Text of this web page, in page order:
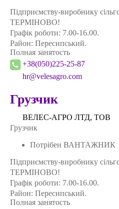
Підприємству-виробнику
ТЕРМІНОВО!
Графік роботи: 7.00-16.00.
Район: Пересипський.
Полная занятость
+38(050)225-25-87
hr@velesagro.com
Грузчик
ВЕЛЕС-АГРО ЛТД, ТОВ
Грузчик
Потрібен ВАНТАЖНИК
Підприємству-виробнику
ТЕРМІНОВО!
Графік роботи: 7.00-16.00.
Район: Пересипський.
Полная занятость